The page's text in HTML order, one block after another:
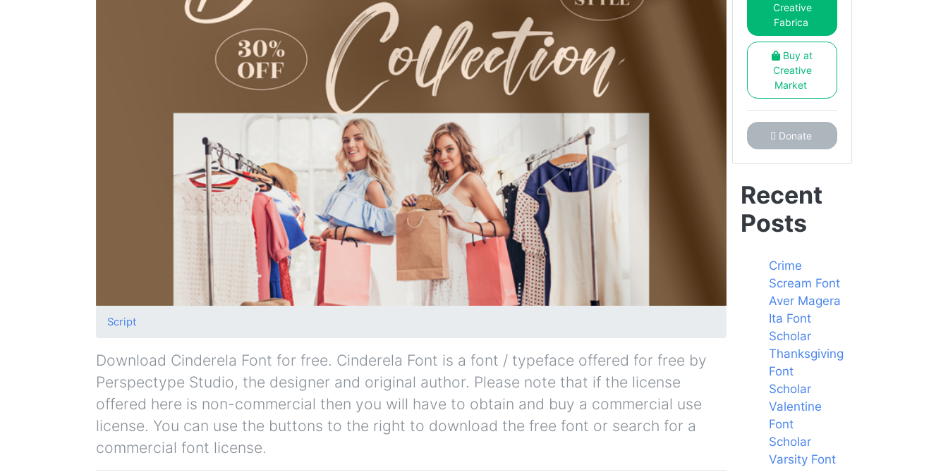
Script
Download Cinderela Font for free. Cinderela Font is a font / typeface offered for free by
Perspectype Studio, the designer and original author. Please note that if the license
offered here is non-commercial then you will have to obtain and buy a commercial use
license. You can use the buttons to the right to download the free font or search for a
commercial font license.
Creative
Fabrica
Buy at
Creative
Market
Donate
Recent
Posts
Crime
Scream Font
Aver Magera
Ita Font
Scholar
Thanksgiving
Font
Scholar
Valentine
Font
Scholar
Varsity Font